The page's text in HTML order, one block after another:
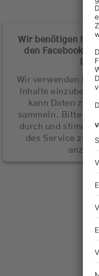
Wir benötigen
den Facebook
Wir verwenden
Inhalte
kann Daten zu
sammeln. Bitte
durch und
des Service zu,